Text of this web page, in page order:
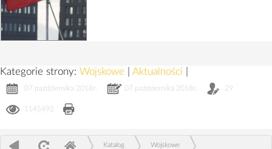
Kategorie strony: Wojskowe Aktualności
07 października 2018r. 07 października 2018r. 29
1145492
Katalog Wojskowe